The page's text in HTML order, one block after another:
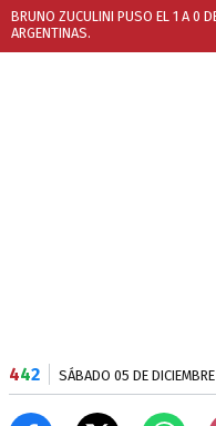
BRUNO ZUCULINI PUSO EL 1 A 0
ARGENTINAS.
442 SÁBADO 05 DE